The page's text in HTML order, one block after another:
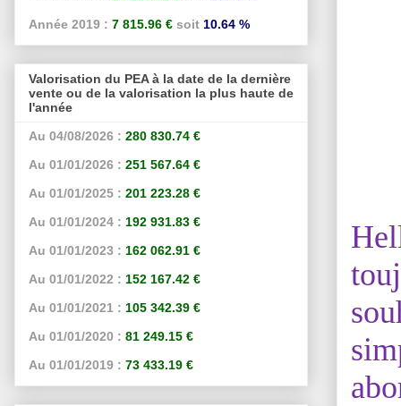
Année 2019 : 7 815.96 € soit 10.64 %
Valorisation du PEA à la date de la dernière
vente ou de la valorisation la plus haute de
l'année
Au 04/08/2026 : 280 830.74 €
Au 01/01/2026 : 251 567.64 €
Au 01/01/2025 : 201 223.28 €
Au 01/01/2024 : 192 931.83 €
Au 01/01/2023 : 162 062.91 €
Au 01/01/2022 : 152 167.42 €
Au 01/01/2021 : 105 342.39 €
Au 01/01/2020 : 81 249.15 €
Au 01/01/2019 : 73 433.19 €